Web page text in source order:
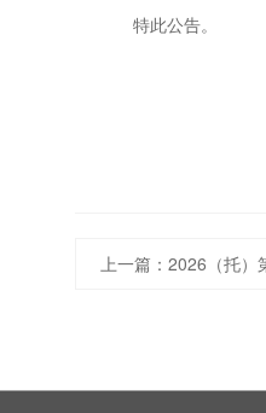
特此公告
上一篇： 2026（托）